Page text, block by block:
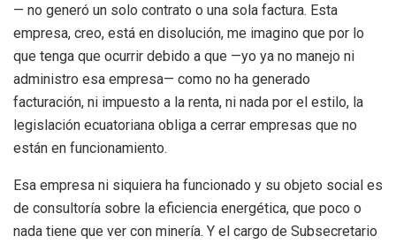
— no generó un solo contrato o una sola factura. Esta
empresa, creo, está en disolución, me imagino que por lo
que tenga que ocurrir debido a que —yo ya no manejo ni
administro esa empresa— como no ha generado
facturación, ni impuesto a la renta, ni nada por el estilo, la
legislación ecuatoriana obliga a cerrar empresas que no
están en funcionamiento.
Esa empresa ni siquiera ha funcionado y su objeto social es
de consultoría sobre la eficiencia energética, que poco o
nada tiene que ver con minería. Y el cargo de Subsecretario